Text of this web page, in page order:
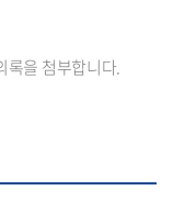
록을 첨부합니다.